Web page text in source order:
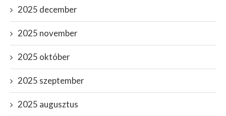
2025 december
2025 november
2025 október
2025 szeptember
2025 augusztus